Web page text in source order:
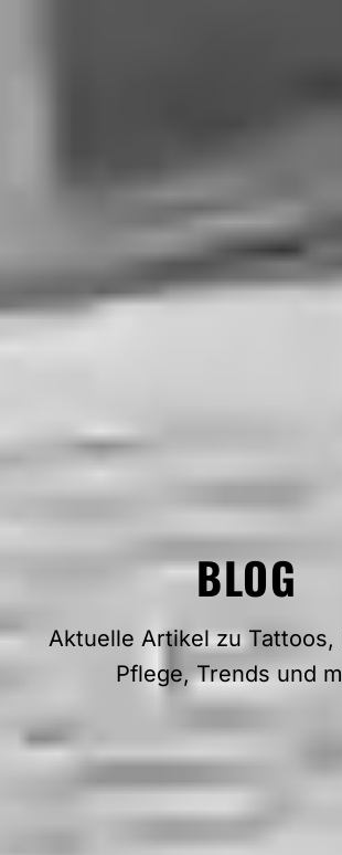
BLOG
Aktuelle Artikel zu Tattoos,
Pflege, Trends und